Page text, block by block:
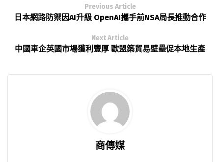
Previous Article
日本網路防禦因AI升級 OpenAI攜手前NSA局長推動合作
Next Article
中國車企英國市場獲利豐厚 歐盟築貿易壁壘促本地生產
商傳媒